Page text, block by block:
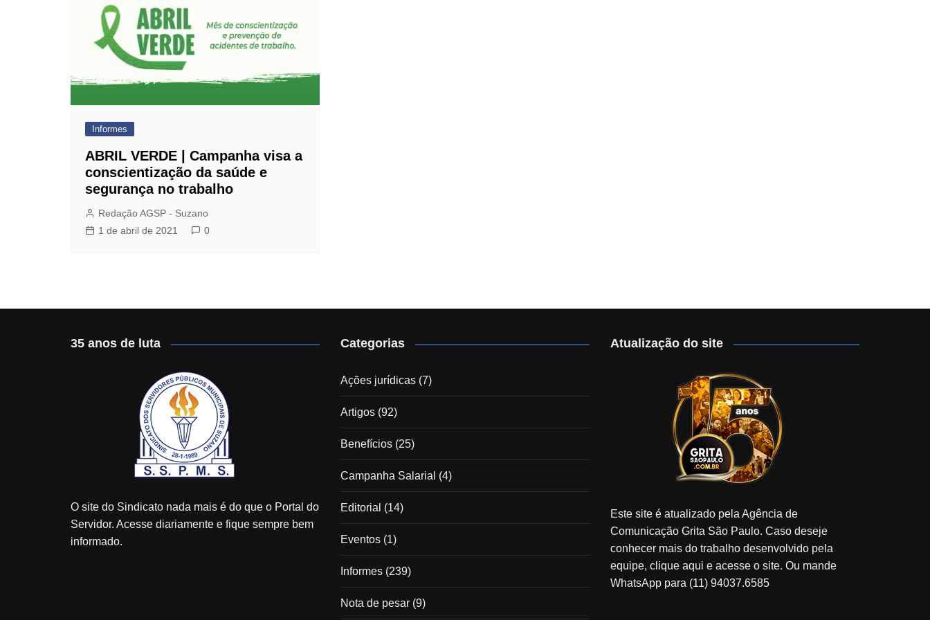
Dentista do Sindicato
Farmácia de Manipulação
GBOEX – Previdência e
Seguros
Jurídico
Mafisa Turismo
Mogidonto
New Saúde Leader
Óticas Carol
Informes
ABRIL VERDE | Campanha visa a
conscientização da saúde e
segurança no trabalho
Redação AGSP - Suzano
1 de abril de 2021
0
35 anos de luta
O site do Sindicato nada mais é do que o Portal do
Servidor. Acesse diariamente e fique sempre bem
informado.
Categorias
Ações jurídicas (7)
Artigos (92)
Benefícios (25)
Campanha Salarial (4)
Editorial (14)
Eventos (1)
Informes (239)
Nota de pesar (9)
Atualização do site
Este site é atualizado pela Agência de
Comunicação Grita São Paulo. Caso deseje
conhecer mais do trabalho desenvolvido pela
equipe, clique aqui e acesse o site. Ou mande
WhatsApp para (11) 94037.6585